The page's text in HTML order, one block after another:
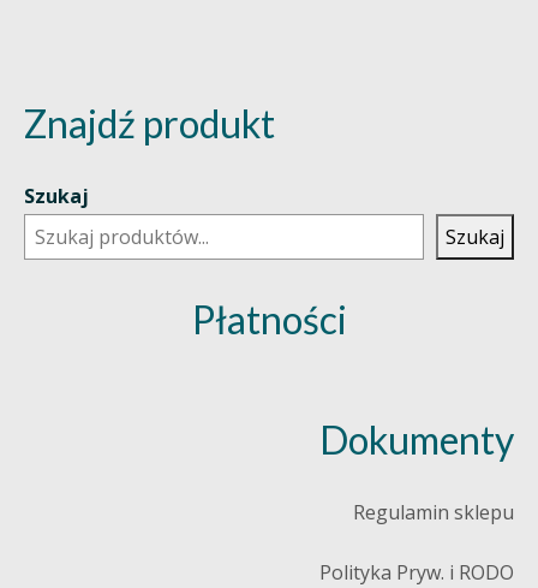
Znajdź produkt
Szukaj
Szukaj
Płatności
Dokumenty
Regulamin sklepu
Polityka Pryw. i RODO